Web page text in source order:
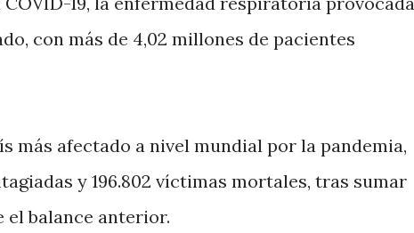
con más de 4,02 millones de pacientes
más afectado a nivel mundial por la pandemia,
y 196.802 víctimas mortales, tras sumar
el balance anterior.